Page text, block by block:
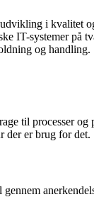
i kvalitet
IT-systemer på
og handling.
til processer og
der er brug for det.